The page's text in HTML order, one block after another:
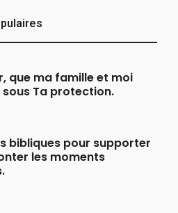
que ma famille et moi
Ta protection.
bibliques pour supporter
les moments